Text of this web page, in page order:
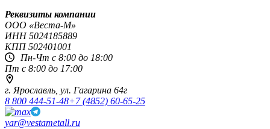
Реквизиты компании
OOO «Веста-М»
ИНН5024185889
КПП502401001
Пн-Чт с 8:00 до 18:00
Пт с 8:00 до 17:00
г. Ярославль, ул. Гагарина 64г
8 800 444-51-48+7 (4852) 60-65-25
yar@vestametall.ru